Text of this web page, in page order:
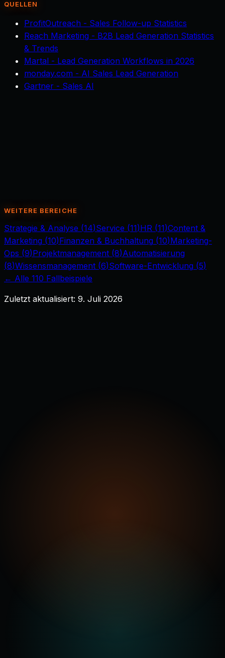
QUELLEN
ProfitOutreach - Sales Follow-up Statistics
Reach Marketing - B2B Lead Generation Statistics
& Trends
Martal - Lead Generation Workflows in 2026
monday.com - AI Sales Lead Generation
Gartner - Sales AI
WEITERE BEREICHE
Strategie & Analyse (14)Service (11)HR (11)Content &
Marketing (10)Finanzen & Buchhaltung (10)Marketing-
Ops (9)Projektmanagement (8)Automatisierung
(8)Wissensmanagement (6)Software-Entwicklung (5)
← Alle 110 Fallbeispiele
Zuletzt aktualisiert: 9. Juli 2026